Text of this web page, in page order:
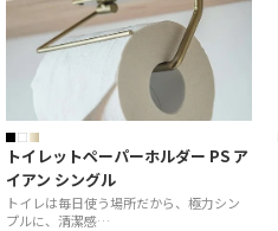
トイレットペーパーホルダー PS ア
イアン シングル
トイレは毎日使う場所だから、極力シン
プルに、清潔感…